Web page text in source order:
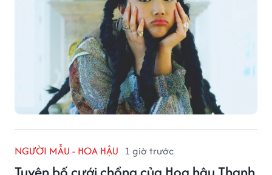
NGƯỜI MẪU - HOA HẬU 1 giờ trước